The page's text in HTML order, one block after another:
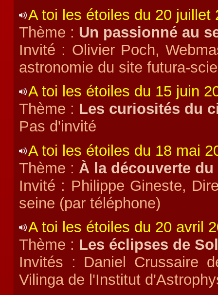
A toi les étoiles du 20 juillet
Thème : Un passionné au
Invité : Olivier Poch,
astronomie du site futura-
A toi les étoiles du 15 juin
Thème : Les curiosités du
Pas d'invité
A toi les étoiles du 18 mai
Thème : À la découverte
Invité : Philippe Gineste,
seine (par téléphone)
A toi les étoiles du 20 avril
Thème : Les éclipses de
Invités : Daniel Crussaire
Vilinga de l'Institut